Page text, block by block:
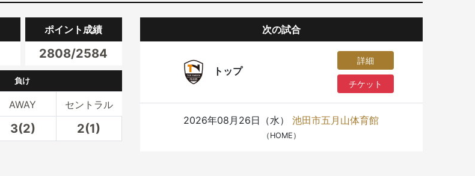
ポイント成績
2808/2584
負け
AWAY
3(2)
セントラル
2(1)
次の試合
トップ
詳細
チケット
2026年08月26日（水） 池田市五月山体育館
（HOME）